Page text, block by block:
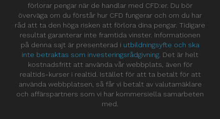
förlorar pengar när de handlar med CFD:er. Du bör
överväga om du förstår hur CFD fungerar och om du har
råd att ta den höga risken att förlora dina pengar. Tidigare
resultat garanterar inte framtida vinster. Informationen
på denna sajt är presenterad i utbildningsyfte och ska
inte betraktas som investeringsrådgivning . Det är helt
kostnadsfritt att använda vår webbplats, även för
realtids-kurser i realtid. Istället för att ta betalt för att
använda webbplatsen, så får vi betalt av valutamäklare
och affärspartners som vi har kommersiella samarbeten
med.